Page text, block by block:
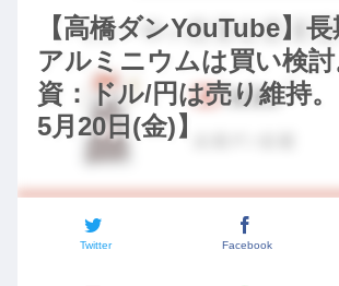
【高橋ダンYouTube】長
アルミニウムは買い検
資：ドル/円は売り維持
5月20日(金)】
Twitter Facebook